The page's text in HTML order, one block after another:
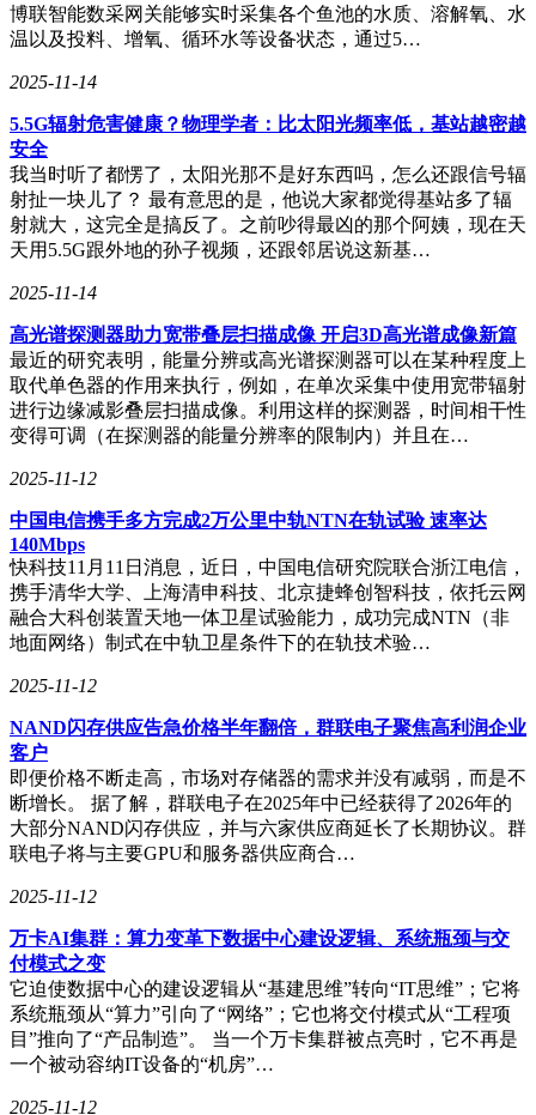
博联智能数采网关能够实时采集各个鱼池的水质、溶解氧、水
温以及投料、增氧、循环水等设备状态，通过5…
2025-11-14
5.5G辐射危害健康？物理学者：比太阳光频率低，基站越密越
安全
我当时听了都愣了，太阳光那不是好东西吗，怎么还跟信号辐
射扯一块儿了？ 最有意思的是，他说大家都觉得基站多了辐
射就大，这完全是搞反了。之前吵得最凶的那个阿姨，现在天
天用5.5G跟外地的孙子视频，还跟邻居说这新基…
2025-11-14
高光谱探测器助力宽带叠层扫描成像 开启3D高光谱成像新篇
最近的研究表明，能量分辨或高光谱探测器可以在某种程度上
取代单色器的作用来执行，例如，在单次采集中使用宽带辐射
进行边缘减影叠层扫描成像。利用这样的探测器，时间相干性
变得可调（在探测器的能量分辨率的限制内）并且在…
2025-11-12
中国电信携手多方完成2万公里中轨NTN在轨试验 速率达
140Mbps
快科技11月11日消息，近日，中国电信研究院联合浙江电信，
携手清华大学、上海清申科技、北京捷蜂创智科技，依托云网
融合大科创装置天地一体卫星试验能力，成功完成NTN（非
地面网络）制式在中轨卫星条件下的在轨技术验…
2025-11-12
NAND闪存供应告急价格半年翻倍，群联电子聚焦高利润企业
客户
即便价格不断走高，市场对存储器的需求并没有减弱，而是不
断增长。 据了解，群联电子在2025年中已经获得了2026年的
大部分NAND闪存供应，并与六家供应商延长了长期协议。群
联电子将与主要GPU和服务器供应商合…
2025-11-12
万卡AI集群：算力变革下数据中心建设逻辑、系统瓶颈与交
付模式之变
它迫使数据中心的建设逻辑从“基建思维”转向“IT思维”；它将
系统瓶颈从“算力”引向了“网络”；它也将交付模式从“工程项
目”推向了“产品制造”。 当一个万卡集群被点亮时，它不再是
一个被动容纳IT设备的“机房”…
2025-11-12